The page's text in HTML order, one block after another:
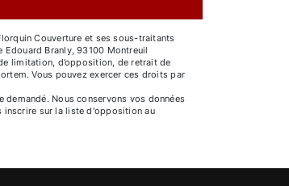
Couverture et ses sous-traitants
Edouard Branly, 93100 Montreuil
limitation, d’opposition, de retrait de
Vous pouvez exercer ces droits par
Nous conservons vos données
inscrire sur la liste d'opposition au